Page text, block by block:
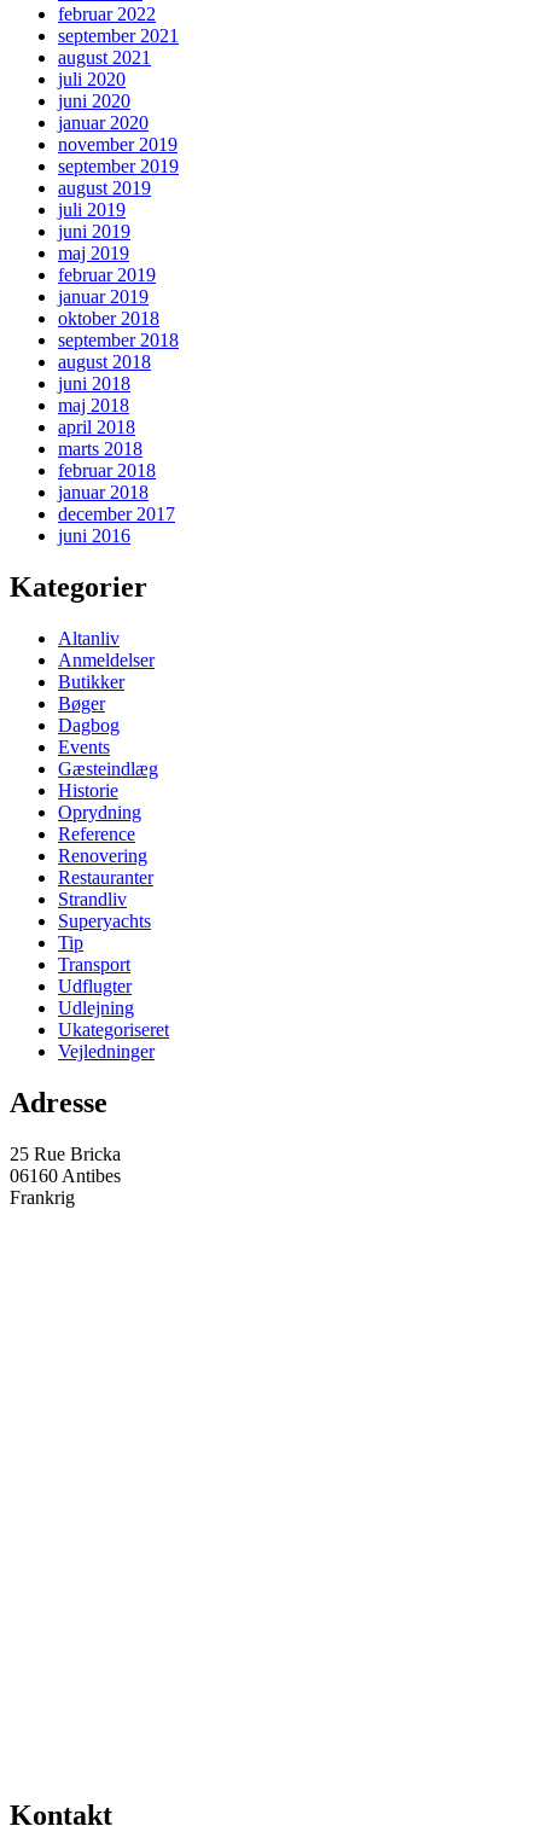
februar 2022
september 2021
august 2021
juli 2020
juni 2020
januar 2020
november 2019
september 2019
august 2019
juli 2019
juni 2019
maj 2019
februar 2019
januar 2019
oktober 2018
september 2018
august 2018
juni 2018
maj 2018
april 2018
marts 2018
februar 2018
januar 2018
december 2017
juni 2016
Kategorier
Altanliv
Anmeldelser
Butikker
Bøger
Dagbog
Events
Gæsteindlæg
Historie
Oprydning
Reference
Renovering
Restauranter
Strandliv
Superyachts
Tip
Transport
Udflugter
Udlejning
Ukategoriseret
Vejledninger
Adresse
25 Rue Bricka
06160 Antibes
Frankrig
Kontakt